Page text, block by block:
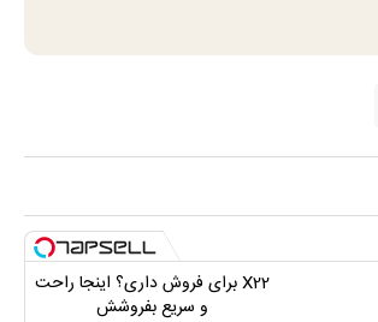
X22 برای فروش داری؟ اینجا راحت
و سریع بفروشش